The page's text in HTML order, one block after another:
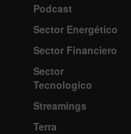
Podcast
Sector Energético
Sector Financiero
Sector
Tecnologico
Streamings
Terra